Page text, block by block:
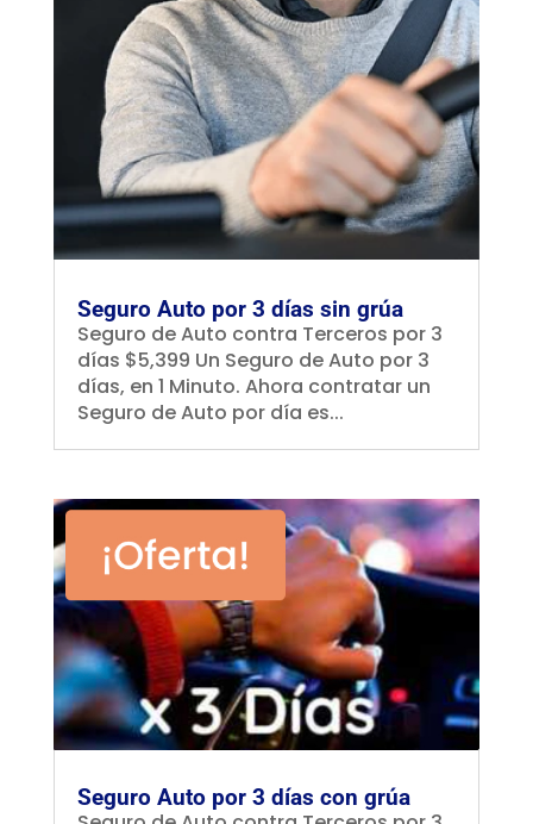
Seguro Auto por 3 días sin grúa
Seguro de Auto contra Terceros por 3
días $5,399 Un Seguro de Auto por 3
días, en 1 Minuto. Ahora contratar un
Seguro de Auto por día es...
Seguro Auto por 3 días con grúa